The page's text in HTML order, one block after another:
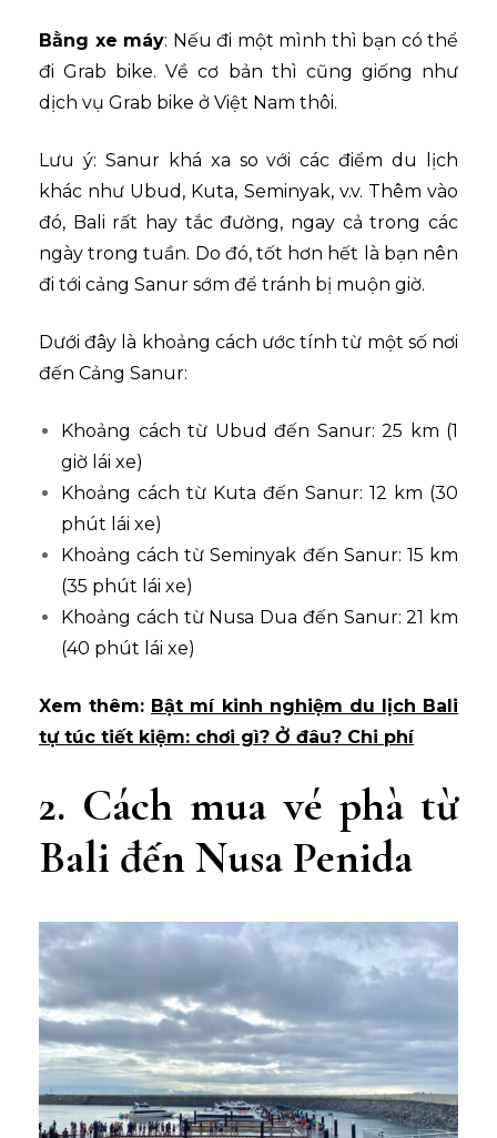
Bằng xe máy: Nếu đi một mình thì bạn có thể
đi Grab bike. Về cơ bản thì cũng giống như
dịch vụ Grab bike ở Việt Nam thôi.
Lưu ý: Sanur khá xa so với các điểm du lịch
khác như Ubud, Kuta, Seminyak, v.v. Thêm vào
đó, Bali rất hay tắc đường, ngay cả trong các
ngày trong tuần. Do đó, tốt hơn hết là bạn nên
đi tới cảng Sanur sớm để tránh bị muộn giờ.
Dưới đây là khoảng cách ước tính từ một số nơi
đến Cảng Sanur:
Khoảng cách từ Ubud đến Sanur: 25 km (1
giờ lái xe)
Khoảng cách từ Kuta đến Sanur: 12 km (30
phút lái xe)
Khoảng cách từ Seminyak đến Sanur: 15 km
(35 phút lái xe)
Khoảng cách từ Nusa Dua đến Sanur: 21 km
(40 phút lái xe)
Xem thêm: Bật mí kinh nghiệm du lịch Bali
tự túc tiết kiệm: chơi gì? Ở đâu? Chi phí
2. Cách mua vé phà từ
Bali đến Nusa Penida